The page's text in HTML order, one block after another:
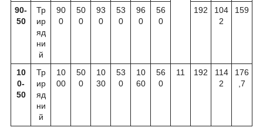
90-
50
Тр
ир
яд
ни
й
90
0
50
0
93
0
53
0
96
0
56
0
192
104
2
159
10
0-
50
Тр
ир
яд
ни
й
10
00
50
0
10
30
53
0
10
60
56
0
11 192
114
2
176
,7